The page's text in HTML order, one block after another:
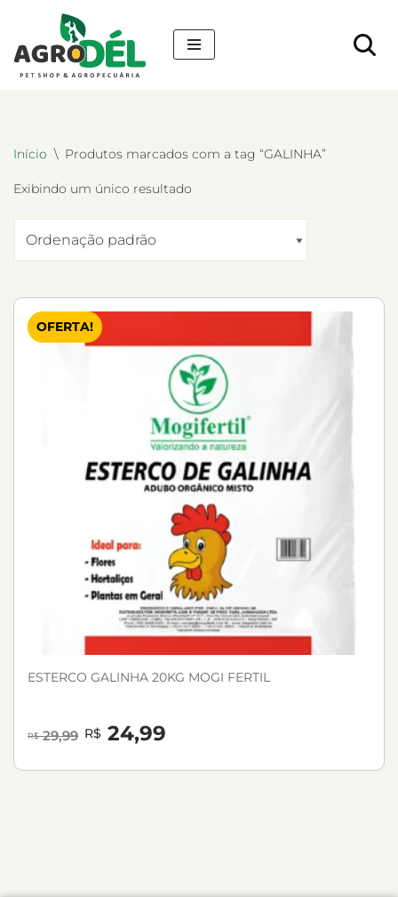
Pular
para
Início \ Produtos marcados com a tag “GALINHA”
Exibindo um único resultado
OFERTA!
ESTERCO GALINHA 20KG MOGI FERTIL
R$29,99 R$ 24,99